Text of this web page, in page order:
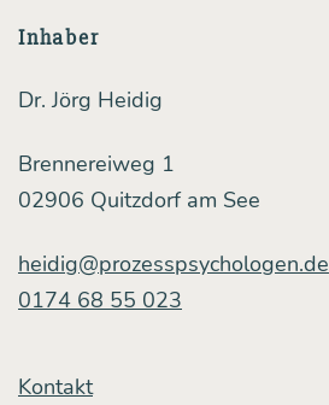
Inhaber
Dr. Jörg Heidig
Brennereiweg 1
02906 Quitzdorf am See
heidig@prozesspsychologen.de
0174 68 55 023
Kontakt